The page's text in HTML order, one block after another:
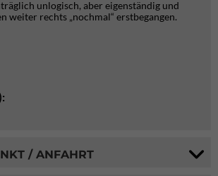
unlogisch, aber eigenständig und
weiter rechts „nochmal“ erstbegangen.
/ ANFAHRT